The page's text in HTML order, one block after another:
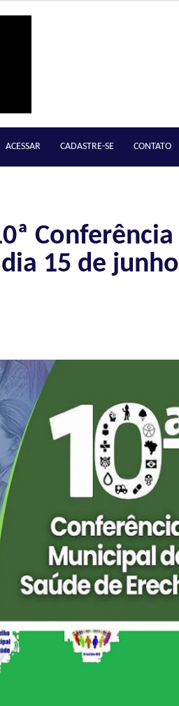
ACESSAR CADASTRE-SE CONTATO
Conferência
15 de junho